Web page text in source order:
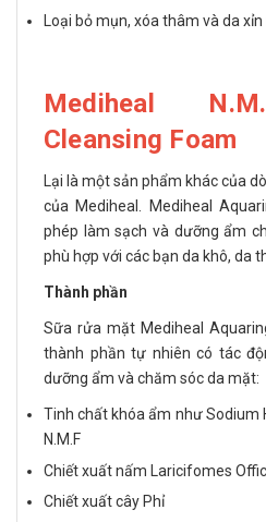
Loại bỏ mụn, xóa thâm và da
Mediheal
Cleansing Foam
Lại là một sản phẩm khác của
của Mediheal. Mediheal
phép làm sạch và dưỡng ẩm
phù hợp với các bạn da khô, da
Thành phần
Sữa rửa mặt Mediheal
thành phần tự nhiên có tác
dưỡng ẩm và chăm sóc da mặt:
Tinh chất khóa ẩm như Sodium
N.M.F
Chiết xuất nấm Laricifomes
Chiết xuất cây Phỉ